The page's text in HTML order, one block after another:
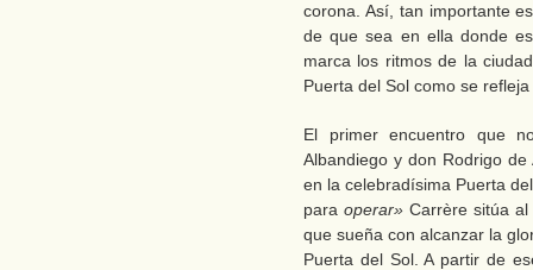
corona. Así, tan importante
de que sea en ella donde
marca los ritmos de la
Puerta del Sol como se
El primer encuentro que
Albandiego y don Rodrigo
en la celebradísima Puerta
paraoperar» Carrère sitúa
que sueña con alcanzar la
Puerta del Sol. A partir de